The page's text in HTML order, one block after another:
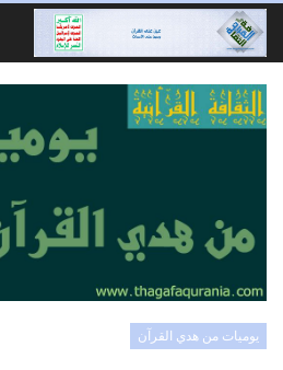
يوميات من هدي القرآن